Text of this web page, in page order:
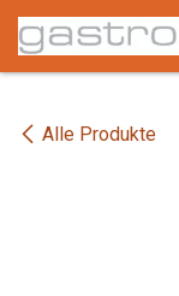
Zum Inhalt springen
Alle Produkte